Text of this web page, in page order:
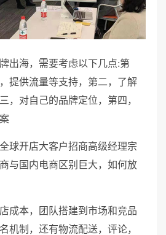
海，需要考虑以下几点:第
提供流量等支持，第二，了解
，对自己的品牌定位，第四，
开店大客户招商高级经理宗
与国内电商区别巨大，如何放
本，团队搭建到市场和竞品
机制，还有物流配送，评论，